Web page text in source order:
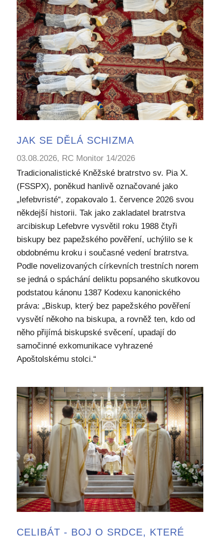
JAK SE DĚLÁ SCHIZMA
03.08.2026, RC Monitor 14/2026
Tradicionalistické Kněžské bratrstvo sv. Pia X.
(FSSPX), poněkud hanlivě označované jako
„lefebvristé“, zopakovalo 1. července 2026 svou
někdejší historii. Tak jako zakladatel bratrstva
arcibiskup Lefebvre vysvětil roku 1988 čtyři
biskupy bez papežského pověření, uchýlilo se k
obdobnému kroku i současné vedení bratrstva.
Podle novelizovaných církevních trestních norem
se jedná o spáchání deliktu popsaného skutkovou
podstatou kánonu 1387 Kodexu kanonického
práva: „Biskup, který bez papežského pověření
vysvětí někoho na biskupa, a rovněž ten, kdo od
něho přijímá biskupské svěcení, upadají do
samočinné exkomunikace vyhrazené
Apoštolskému stolci.“
CELIBÁT - BOJ O SRDCE, KTERÉ